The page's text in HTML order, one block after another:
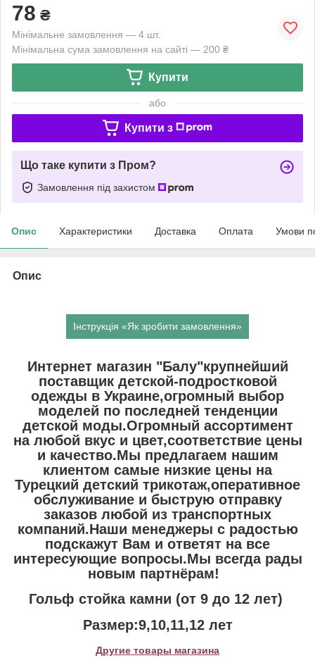
78 ₴
Мінімальне замовлення — 4 шт.
Мінімальна сума замовлення на сайті — 200 ₴
Купити
або
Купити з
Що таке купити з Пром?
Замовлення під захистом
Опис Характеристики Доставка Оплата Умови
Опис
Інструкція «Як зробити замовлення»
Интернет магазин "Балу"крупнейший
поставщик детской-подростковой
одежды в Украине,огромный выбор
моделей по последней тенденции
детской моды.Огромный ассортимент
на любой вкус и цвет,соответствие цены
и качество.Мы предлагаем нашим
клиентом самые низкие цены на
Турецкий детский трикотаж,оперативное
обслуживание и быструю отправку
заказов любой из транспортных
компаний.Наши менеджеры с радостью
подскажут Вам и ответят на все
интересующие вопросы.Мы всегда рады
новым партнёрам!
Гольф стойка камни (от 9 до 12 лет)
Размер:9,10,11,12 лет
Другие товары магазина